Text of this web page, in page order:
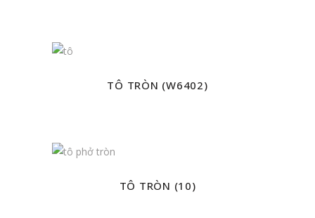
TÔ TRÒN (W6402)
TÔ TRÒN (10)